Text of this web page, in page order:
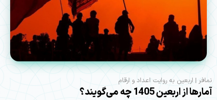
نمافر | اربعین به روایت اعداد و ارقام
آمارها از اربعین 1405 چه می‌گویند؟